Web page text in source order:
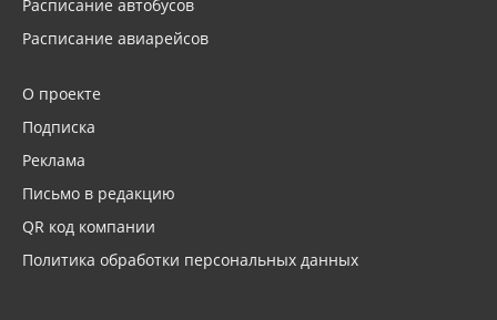
Расписание автобусов
Расписание авиарейсов
О проекте
Подписка
Реклама
Письмо в редакцию
QR код компании
Политика обработки персональных данных